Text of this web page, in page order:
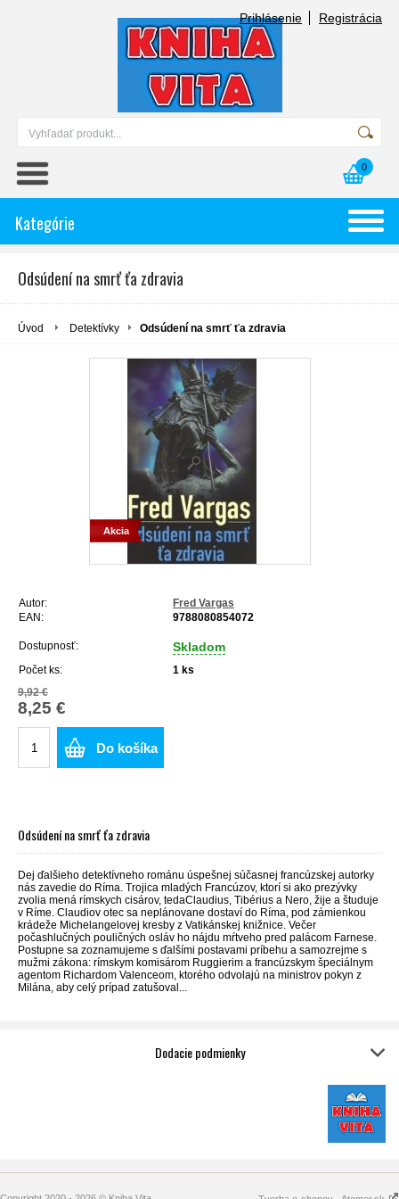
Prihlásenie Registrácia
0
Kategórie
Odsúdení na smrť ťa zdravia
Úvod Detektívky Odsúdení na smrť ťa zdravia
Akcia
Autor:
Fred Vargas
EAN:
9788080854072
Dostupnosť: Skladom
Počet ks: 1 ks
9,92 €
8,25 €
Do košíka
Odsúdení na smrť ťa zdravia
Dej ďalšieho detektívneho románu úspešnej súčasnej francúzskej autorky
nás zavedie do Ríma. Trojica mladých Francúzov, ktorí si ako prezývky
zvolia mená rímskych cisárov, tedaClaudius, Tibérius a Nero, žije a študuje
v Ríme. Claudiov otec sa neplánovane dostaví do Ríma, pod zámienkou
krádeže Michelangelovej kresby z Vatikánskej knižnice. Večer
počashlučných pouličných osláv ho nájdu mŕtveho pred palácom Farnese.
Postupne sa zoznamujeme s ďalšími postavami príbehu a samozrejme s
mužmi zákona: rímskym komisárom Ruggierim a francúzskym špeciálnym
agentom Richardom Valenceom, ktorého odvolajú na ministrov pokyn z
Milána, aby celý prípad zatušoval...
Dodacie podmienky